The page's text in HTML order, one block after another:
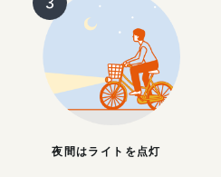
夜間はライトを点灯